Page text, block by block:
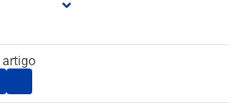
de quê?
responsável por acompanhar casos de
artigo